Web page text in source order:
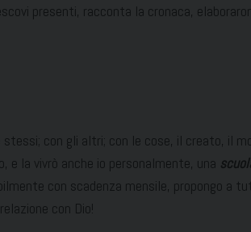
presenti, racconta la cronaca,
con gli altri; con le cose, il creato, il
e la vivrò anche io personalmente, una
con scadenza mensile, propongo a
con Dio!